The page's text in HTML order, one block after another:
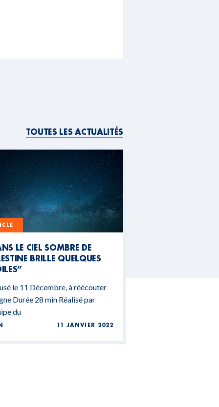
TOUTES LES ACTUALITÉS
LE CIEL SOMBRE DE
BRILLE QUELQUES
le 11 Décembre, à réécouter
Durée 28 min Réalisé par
du
11 JANVIER 2022